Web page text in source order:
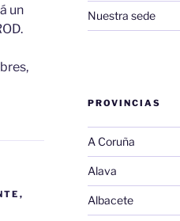
un
,
Nuestra sede
PROVINCIAS
A Coruña
Alava
Albacete